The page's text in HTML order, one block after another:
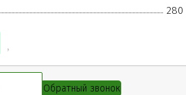
280
Обратный звонок